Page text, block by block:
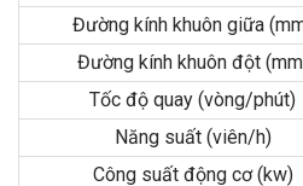
Đường kính khuôn giữa
Đường kính khuôn đột
Tốc độ quay (vòng/phút)
Năng suất (viên/h)
Công suất động cơ (kw)